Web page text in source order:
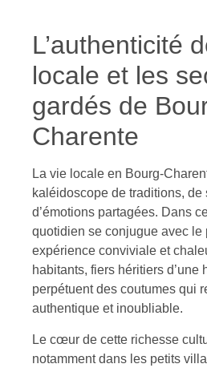
L’authenticité
locale et les
gardés de
Charente
La vie locale en Bourg-
kaléidoscope de traditions, de
d’émotions partagées. Dans
quotidien se conjugue avec le
expérience conviviale et
habitants, fiers héritiers d’une
perpétuent des coutumes qui
authentique et inoubliable.
Le cœur de cette richesse
notamment dans les petits